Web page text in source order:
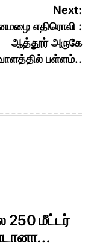
Next:
எதிரொலி :
ஆத்தூர் அருகே
பள்ளம்..
250 மீட்டர்